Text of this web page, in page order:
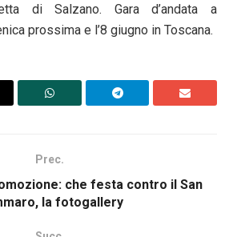
di Salzano. Gara d’andata a
prossima e l’8 giugno in Toscana.
Prec.
che festa contro il San
la fotogallery